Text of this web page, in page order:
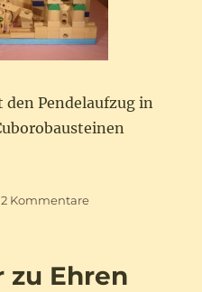
den Pendelaufzug in
2 Kommentarezu
zu Ehren